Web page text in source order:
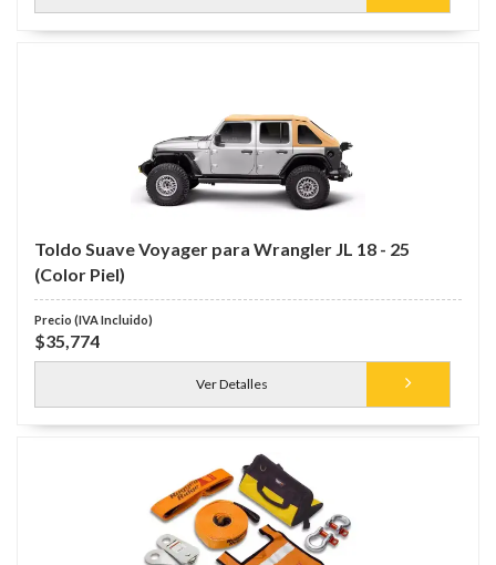
Toldo Suave Voyager para Wrangler JL 18 - 25
(Color Piel)
$35,774
Ver Detalles